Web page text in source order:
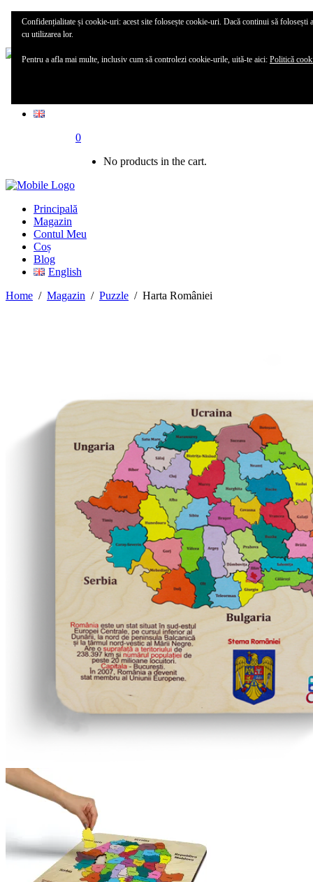
Principală
Magazin
0
No products in the cart.
Principală
Magazin
Contul Meu
Coș
Blog
English
Home / Magazin / Puzzle / Harta României
Confidențialitate și cookie-uri: acest site folosește cookie-uri. Dacă continui să folosești
cu utilizarea lor.
Pentru a afla mai multe, inclusiv cum să controlezi cookie-urile, uită-te aici: Politică